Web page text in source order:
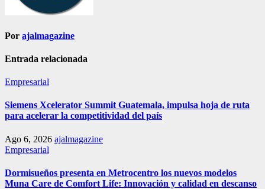
Por ajalmagazine
Entrada relacionada
Empresarial
Siemens Xcelerator Summit Guatemala, impulsa hoja de ruta
para acelerar la competitividad del país
Ago 6, 2026 ajalmagazine
Empresarial
Dormisueños presenta en Metrocentro los nuevos modelos
Muna Care de Comfort Life: Innovación y calidad en descanso